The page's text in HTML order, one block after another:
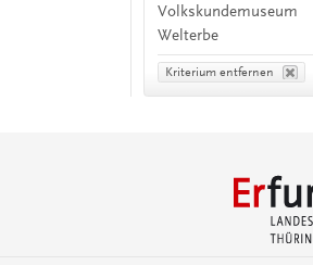
Volkskundemuseum
Welterbe
Kriterium entfernen